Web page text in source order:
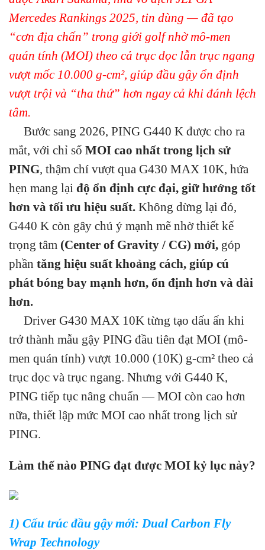
Mercedes Rankings 2025, tin dùng — đã tạo
“cơn địa chấn” trong giới golf nhờ mô-men
quán tính (MOI) theo cả trục dọc lẫn trục ngang
vượt mốc 10.000 g-cm², giúp đầu gậy ổn định
vượt trội và “tha thứ” hơn ngay cả khi đánh lệch
tâm.
Bước sang 2026, PING G440 K được cho ra
mắt, với chỉ số MOI cao nhất trong lịch sử
PING, thậm chí vượt qua G430 MAX 10K, hứa
hẹn mang lại độ ổn định cực đại, giữ hướng tốt
hơn và tối ưu hiệu suất. Không dừng lại đó,
G440 K còn gây chú ý mạnh mẽ nhờ thiết kế
trọng tâm (Center of Gravity / CG) mới, góp
phần tăng hiệu suất khoảng cách, giúp cú
phát bóng bay mạnh hơn, ổn định hơn và dài
hơn.
Driver G430 MAX 10K từng tạo dấu ấn khi
trở thành mẫu gậy PING đầu tiên đạt MOI (mô-
men quán tính) vượt 10.000 (10K) g-cm² theo cả
trục dọc và trục ngang. Nhưng với G440 K,
PING tiếp tục nâng chuẩn — MOI còn cao hơn
nữa, thiết lập mức MOI cao nhất trong lịch sử
PING.
Làm thế nào PING đạt được MOI kỷ lục này?
1) Cấu trúc đầu gậy mới: Dual Carbon Fly
Wrap Technology